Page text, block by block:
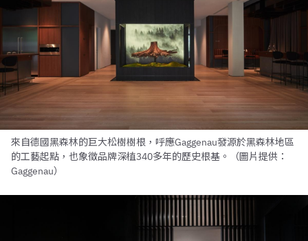
來自德國黑森林的巨大松樹樹根，呼應Gaggenau發源於黑森林地區
的工藝起點，也象徵品牌深植340多年的歷史根基。（圖片提供：
Gaggenau）